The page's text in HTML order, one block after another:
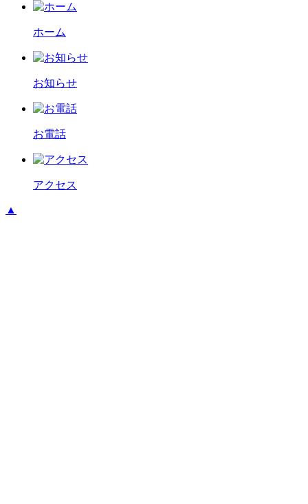
ホーム
お知らせ
お電話
アクセス
▲